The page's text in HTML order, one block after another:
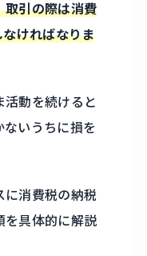
取引の際は消費
ければなりま
活動を続けると
いうちに損を
に消費税の納税
を具体的に解説